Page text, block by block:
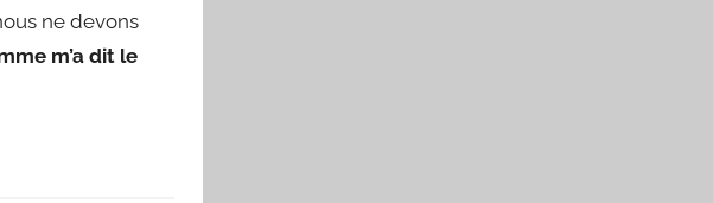
ne devons
m’a dit le